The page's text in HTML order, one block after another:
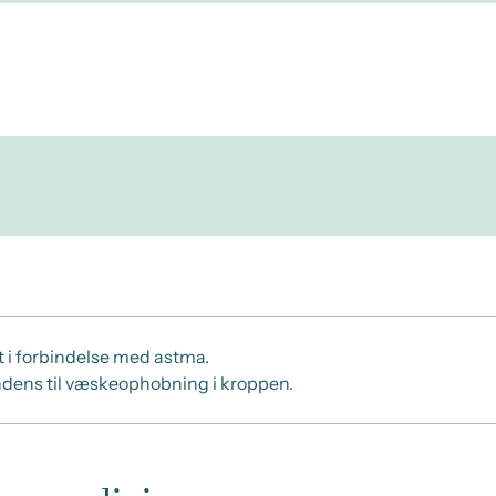
forbindelse med astma.
til væskeophobning i kroppen.